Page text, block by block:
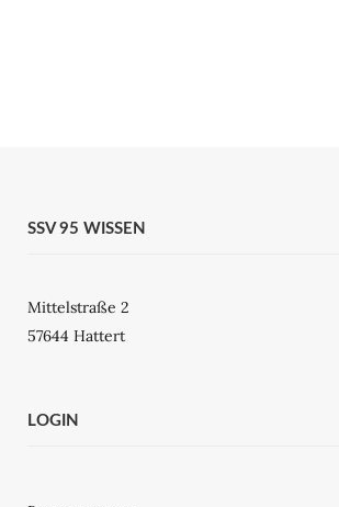
SSV 95 WISSEN
Mittelstraße 2
57644 Hattert
LOGIN